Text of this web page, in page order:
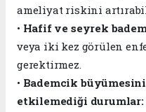
ameliyat riskini
• Hafif ve seyrek
veya iki kez görülen
gerektirmez.
• Bademcik
etkilemediği durumlar: